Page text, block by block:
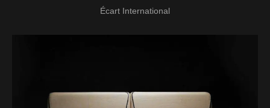
Écart International